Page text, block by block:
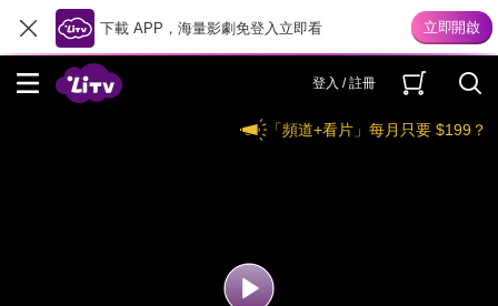
下載 APP，海量影劇免登入立即看
登入 / 註冊
「頻道+看片」每月只要 $199？